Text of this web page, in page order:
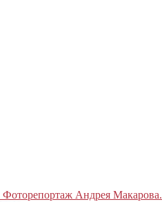
Андрея Макарова.